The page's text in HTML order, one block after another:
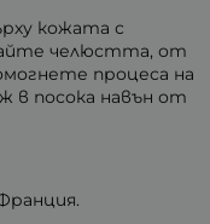
кожата с
челюстта, от
процеса на
в посока навън от